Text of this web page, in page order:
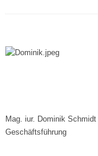
Mag. iur. Dominik Schmidt
Geschäftsführung